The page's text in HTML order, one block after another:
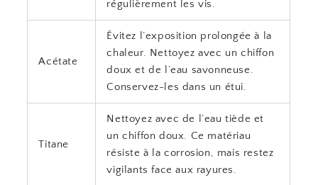
régulièrement les vis.
Acétate
Évitez l’exposition prolongée à la
chaleur. Nettoyez avec un chiffon
doux et de l’eau savonneuse.
Conservez-les dans un étui.
Titane
Nettoyez avec de l’eau tiède et
un chiffon doux. Ce matériau
résiste à la corrosion, mais restez
vigilants face aux rayures.